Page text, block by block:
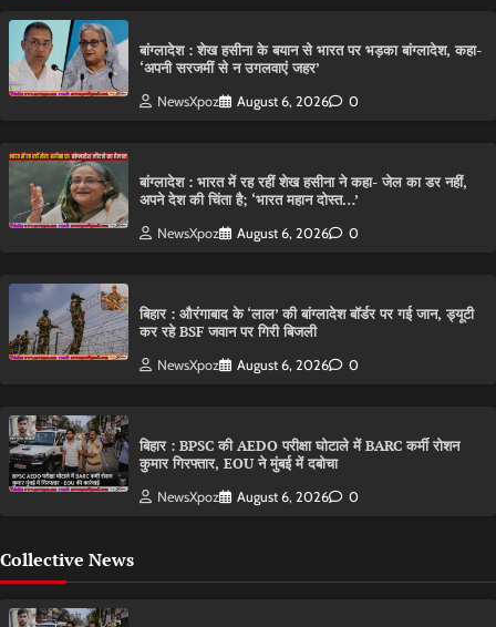
बांग्लादेश : शेख हसीना के बयान से भारत पर भड़का बांग्लादेश, कहा-
‘अपनी सरजमीं से न उगलवाएं जहर’
NewsXpoz August 6, 2026 0
बांग्लादेश : भारत में रह रहीं शेख हसीना ने कहा- जेल का डर नहीं,
अपने देश की चिंता है; ‘भारत महान दोस्त…’
NewsXpoz August 6, 2026 0
बिहार : औरंगाबाद के ‘लाल’ की बांग्लादेश बॉर्डर पर गई जान, ड्यूटी
कर रहे BSF जवान पर गिरी बिजली
NewsXpoz August 6, 2026 0
बिहार : BPSC की AEDO परीक्षा घोटाले में BARC कर्मी रोशन
कुमार गिरफ्तार, EOU ने मुंबई में दबोचा
NewsXpoz August 6, 2026 0
Collective News